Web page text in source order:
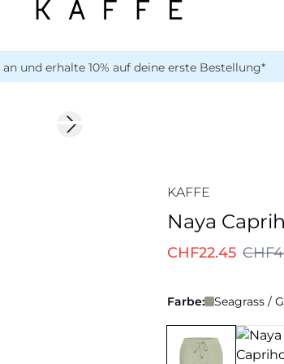
an und erhalte 10% auf deine erste Bestellung*
Next slide
KAFFE
Naya
CHF22.45
Farbe: Seagrass /